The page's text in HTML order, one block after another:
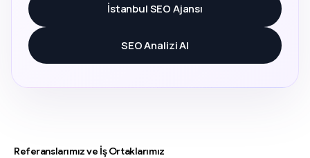
İstanbul SEO Ajansı
SEO Analizi Al
Referanslarımız ve İş Ortaklarımız